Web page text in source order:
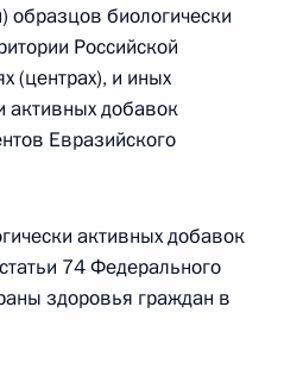
защите прав потребителей»
об административных
образцов биологически
Российской
(центрах), и иных
активных добавок
Евразийского
активных добавок
74 Федерального
здоровья граждан в